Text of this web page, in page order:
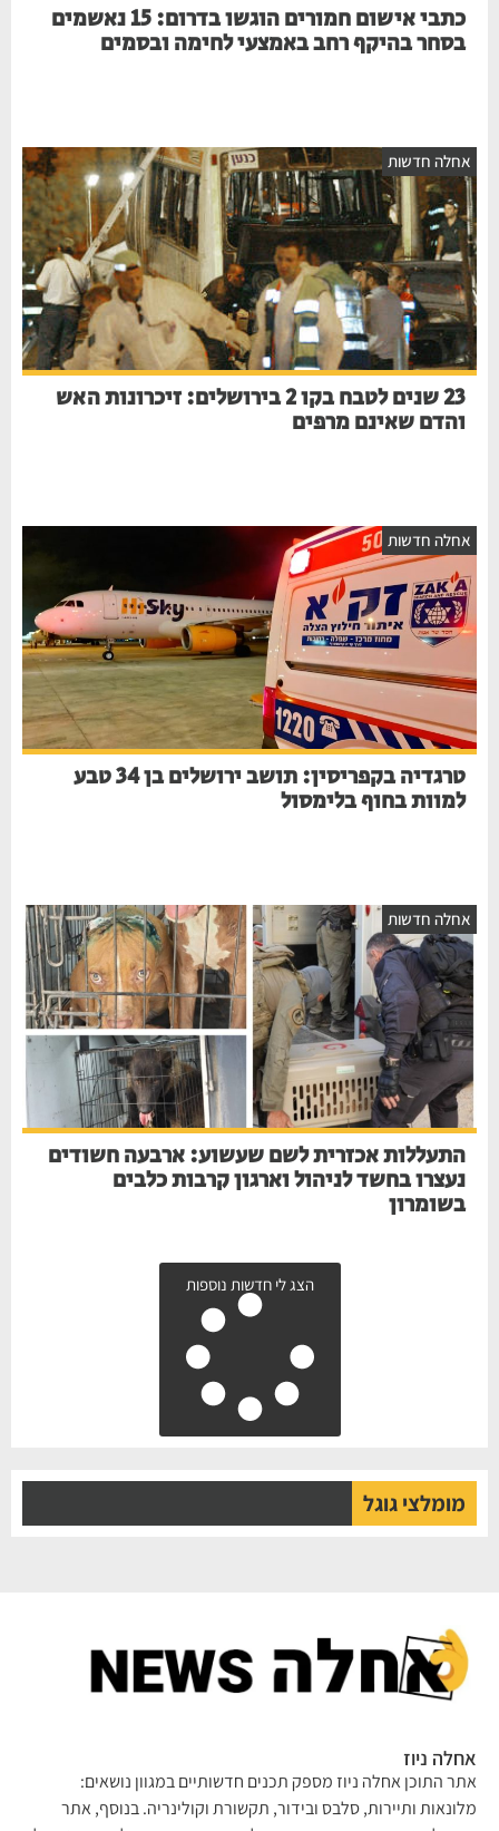
כתבי אישום חמורים הוגשו בדרום: 15 נאשמים
בסחר בהיקף רחב באמצעי לחימה ובסמים
אחלה חדשות
23 שנים לטבח בקו 2 בירושלים: זיכרונות האש
והדם שאינם מרפים
אחלה חדשות
טרגדיה בקפריסין: תושב ירושלים בן 34 טבע
למוות בחוף בלימסול
אחלה חדשות
התעללות אכזרית לשם שעשוע: ארבעה חשודים
נעצרו בחשד לניהול וארגון קרבות כלבים
בשומרון
הצג לי חדשות נוספות
מומלצי גוגל
אחלה ניוז
אתר התוכן אחלה ניוז מספק תכנים חדשותיים במגוון נושאים:
מלונאות ותיירות, סלבס ובידור, תקשורת וקולינריה. בנוסף, אתר